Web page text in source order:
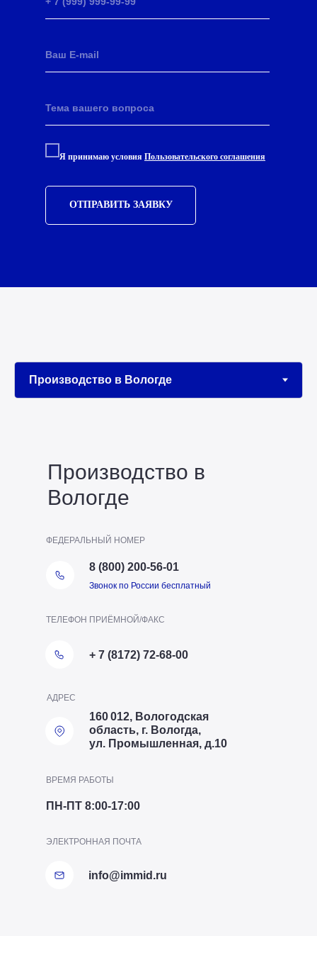
Я принимаю условия Пользовательского соглашения
ОТПРАВИТЬ ЗАЯВКУ
Производство в
Вологде
ПН-ПТ 8:00-17:00
ВРЕМЯ РАБОТЫ
+ 7 (8172) 72-68-00
ТЕЛЕФОН ПРИЁМНОЙ/ФАКС
160 012, Вологодская
область, г. Вологда,
ул. Промышленная, д.10
АДРЕС
info@immid.ru
ЭЛЕКТРОННАЯ ПОЧТА
ФЕДЕРАЛЬНЫЙ НОМЕР
8 (800) 200-56-01
Звонок по России бесплатный